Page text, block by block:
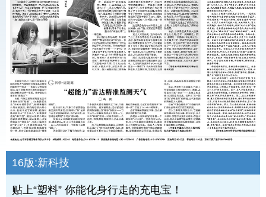
16版:新科技
贴上“塑料” 你能化身行走的充电宝！